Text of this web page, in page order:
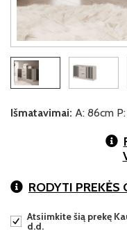
Išmatavimai: A: 86cm
RODYTI PREKĖS
Atsiimkite šią prekę
d.d.